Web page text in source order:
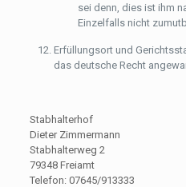
sei denn, dies ist ihm
Einzelfalls nicht
Erfüllungsort und
das deutsche Recht
Stabhalterhof
Dieter Zimmermann
Stabhalterweg 2
79348 Freiamt
Telefon: 07645/913333